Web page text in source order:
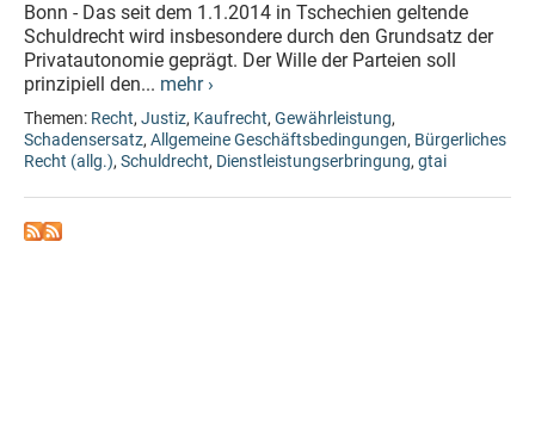
Bonn - Das seit dem 1.1.2014 in Tschechien geltende
Schuldrecht wird insbesondere durch den Grundsatz der
Privatautonomie geprägt. Der Wille der Parteien soll
prinzipiell den... mehr ›
Themen: Recht, Justiz, Kaufrecht, Gewährleistung,
Schadensersatz, Allgemeine Geschäftsbedingungen, Bürgerliches
Recht (allg.), Schuldrecht, Dienstleistungserbringung, gtai